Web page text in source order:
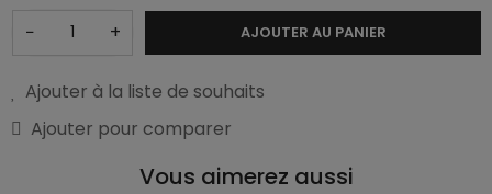
− + AJOUTER AU PANIER
Ajouter à la liste de souhaits
Ajouter pour comparer
Vous aimerez aussi